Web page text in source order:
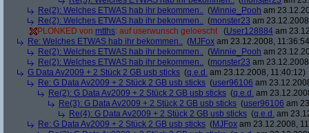
Re(2): Welches ETWAS hab ihr bekommen.. (Winnie_Pooh am
Re(2): Welches ETWAS hab ihr bekommen.. (monster23 am
PLONKED von mtths: auf userwunsch geloescht (User128884 am
Re: Welches ETWAS hab ihr bekommen.. (MJFox am 23.12.2008,
Re(2): Welches ETWAS hab ihr bekommen.. (Winnie_Pooh am
Re(2): Welches ETWAS hab ihr bekommen.. (monster23 am
G Data Av2009 + 2 Stück 2 GB usb sticks (q.e.d. am 23.12.2008, 11:40:12)
Re: G Data Av2009 + 2 Stück 2 GB usb sticks (user96106 am
Re(2): G Data Av2009 + 2 Stück 2 GB usb sticks (q.e.d. am
Re(3): G Data Av2009 + 2 Stück 2 GB usb sticks (user96106 am
Re(4): G Data Av2009 + 2 Stück 2 GB usb sticks (q.e.d. am
Re: G Data Av2009 + 2 Stück 2 GB usb sticks (MJFox am 23.12.2008,